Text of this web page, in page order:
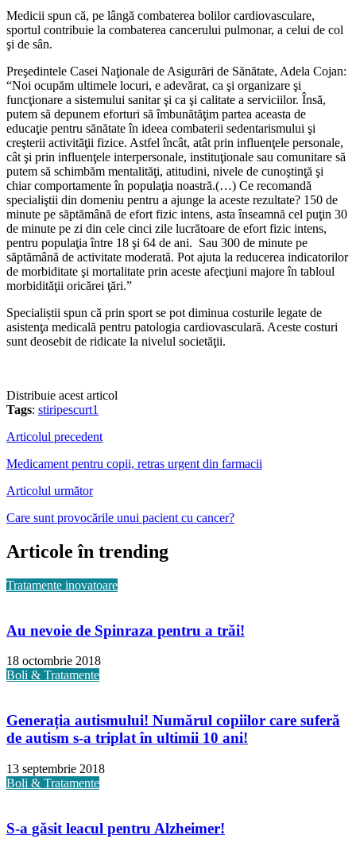
Medicii spun că, pe lângă combaterea bolilor cardiovasculare,
sportul contribuie la combaterea cancerului pulmonar, a celui de col
şi de sân.
Preşedintele Casei Naţionale de Asigurări de Sănătate, Adela Cojan:
“Noi ocupăm ultimele locuri, e adevărat, ca şi organizare şi
funcţionare a sistemului sanitar şi ca şi calitate a serviciilor. Însă,
putem să depunem eforturi să îmbunătăţim partea aceasta de
educaţie pentru sănătate în ideea combaterii sedentarismului şi
creşterii activităţii fizice. Astfel încât, atât prin influenţele personale,
cât şi prin influenţele interpersonale, instituţionale sau comunitare să
putem să schimbăm mentalităţi, atitudini, nivele de cunoştinţă şi
chiar comportamente în populaţia noastră.(…) Ce recomandă
specialiştii din domeniu pentru a ajunge la aceste rezultate? 150 de
minute pe săptămână de efort fizic intens, asta înseamnă cel puţin 30
de minute pe zi din cele cinci zile lucrătoare de efort fizic intens,
pentru populaţia între 18 şi 64 de ani. Sau 300 de minute pe
săptămână de activitate moderată. Pot ajuta la reducerea indicatorilor
de morbiditate şi mortalitate prin aceste afecţiuni majore în tabloul
morbidităţii oricărei ţări.”
Specialiștii spun că prin sport se pot diminua costurile legate de
asistenţa medicală pentru patologia cardiovasculară. Aceste costuri
sunt deosebit de ridicate la nivelul societăţii.
Distribuie acest articol
Tags: stiripescurt1
Articolul precedent
Medicament pentru copii, retras urgent din farmacii
Articolul următor
Care sunt provocările unui pacient cu cancer?
Articole în trending
Tratamente inovatoare
Au nevoie de Spinraza pentru a trăi!
18 octombrie 2018
Boli & Tratamente
Generația autismului! Numărul copiilor care suferă
de autism s-a triplat în ultimii 10 ani!
13 septembrie 2018
Boli & Tratamente
S-a găsit leacul pentru Alzheimer!